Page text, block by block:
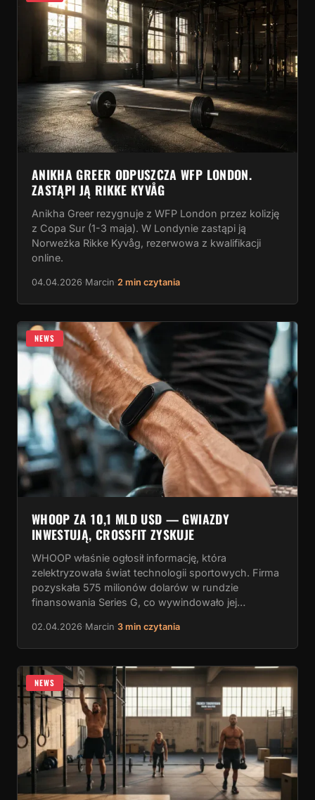
ANIKHA GREER ODPUSZCZA WFP LONDON.
ZASTĄPI JĄ RIKKE KYVÅG
Anikha Greer rezygnuje z WFP London przez kolizję
z Copa Sur (1-3 maja). W Londynie zastąpi ją
Norweżka Rikke Kyvåg, rezerwowa z kwalifikacji
online.
04.04.2026 Marcin 2 min czytania
NEWS
WHOOP ZA 10,1 MLD USD — GWIAZDY
INWESTUJĄ, CROSSFIT ZYSKUJE
WHOOP właśnie ogłosił informację, która
zelektryzowała świat technologii sportowych. Firma
pozyskała 575 milionów dolarów w rundzie
finansowania Series G, co wywindowało jej…
02.04.2026 Marcin 3 min czytania
NEWS